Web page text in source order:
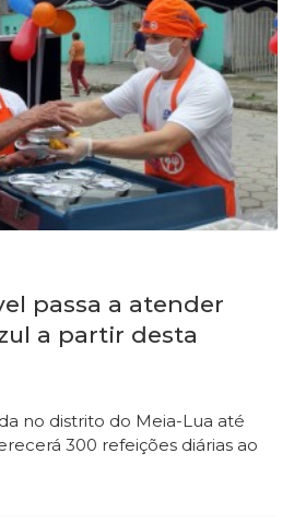
passa a atender
a partir desta
no distrito do Meia-Lua até
300 refeições diárias ao